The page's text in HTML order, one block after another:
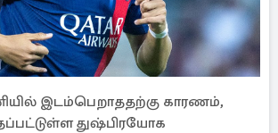
இடம்பெறாததற்கு காரணம்,
துஷ்பிரயோக